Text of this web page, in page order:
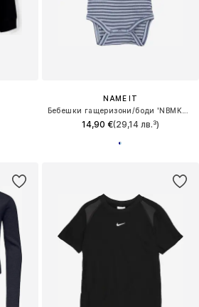
NAME IT
14,90 €(29,14 лв.³)